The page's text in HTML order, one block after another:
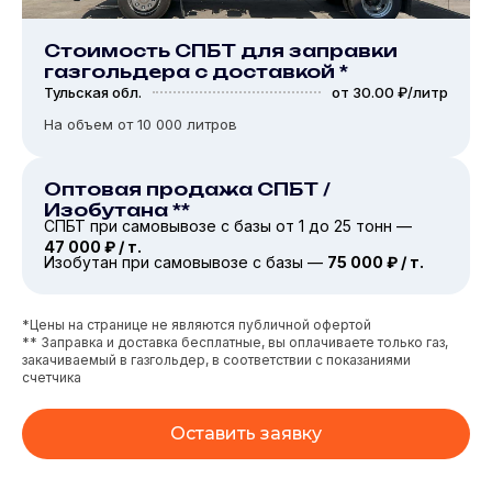
Стоимость СПБТ для заправки
газгольдера с доставкой *
Тульская обл.
от 30.00 ₽/литр
На объем от 10 000 литров
Оптовая продажа СПБТ /
Изобутана **
СПБТ при самовывозе с базы от 1 до 25 тонн —
47 000 ₽ / т.
Изобутан при самовывозе с базы — 75 000 ₽ / т.
*Цены на странице не являются публичной офертой
** Заправка и доставка бесплатные, вы оплачиваете только газ,
закачиваемый в газгольдер, в соответствии с показаниями
счетчика
Оставить заявку